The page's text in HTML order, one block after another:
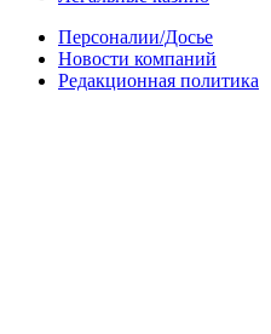
Персоналии/Досье
Новости компаний
Редакционная политика